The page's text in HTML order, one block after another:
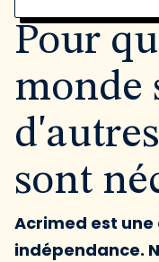
Pour
monde
sont
Acrimed est
indépendance.